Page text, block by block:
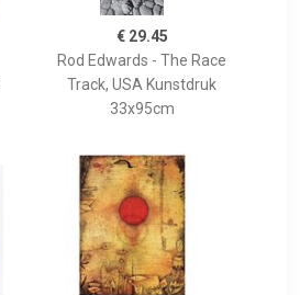
€ 29.45
Rod Edwards - The Race
Track, USA Kunstdruk
33x95cm